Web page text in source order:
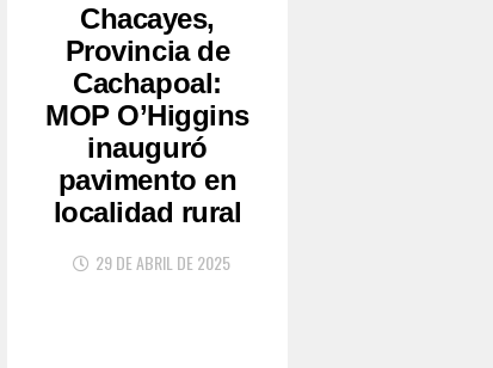
Chacayes,
Provincia de
Cachapoal:
MOP O’Higgins
inauguró
pavimento en
localidad rural
29 DE ABRIL DE 2025